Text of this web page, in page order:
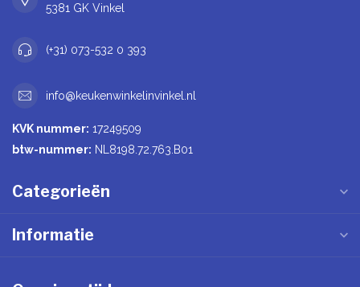
5381 GK Vinkel
(+31) 073-532 0 393
info@keukenwinkelinvinkel.nl
KVK nummer: 17249509
btw-nummer: NL8198.72.763.B01
Categorieën
Informatie